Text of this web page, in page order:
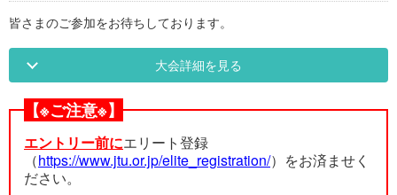
皆さまのご参加をお待ちしております。
大会詳細を見る
【※ご注意※】
エントリー前にエリート登録
（https://www.jtu.or.jp/elite_registration/）をお済ませく
ださい。